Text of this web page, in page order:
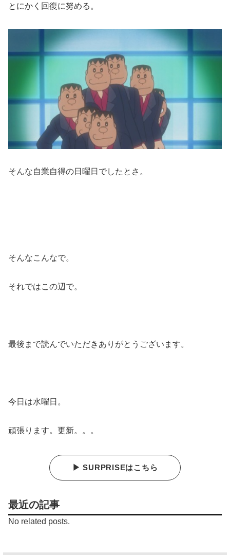
とにかく回復に努める。
そんな自業自得の日曜日でしたとさ。
そんなこんなで。
それではこの辺で。
最後まで読んでいただきありがとうございます。
今日は水曜日。
頑張ります。更新。。。
▶ SURPRISEはこちら
最近の記事
No related posts.